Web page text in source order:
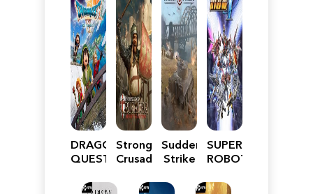
DRAGON
QUEST
Reimagined
Stronghold
Crusader:
Edition
Sudden
Strike
SUPER
ROBOT
Y